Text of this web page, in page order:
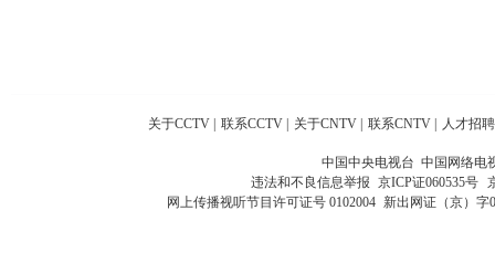
关于CCTV 联系CCTV 关于CNTV 联系CNTV 人才招聘
中国中央电视台 中国网络电
违法和不良信息举报 京ICP证060535号
网上传播视听节目许可证号 0102004 新出网证（京）